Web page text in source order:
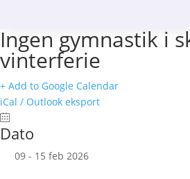
Ingen gymnastik i
vinterferie
+ Add to Google Calendar
iCal / Outlook eksport
Dato
09 - 15 feb 2026